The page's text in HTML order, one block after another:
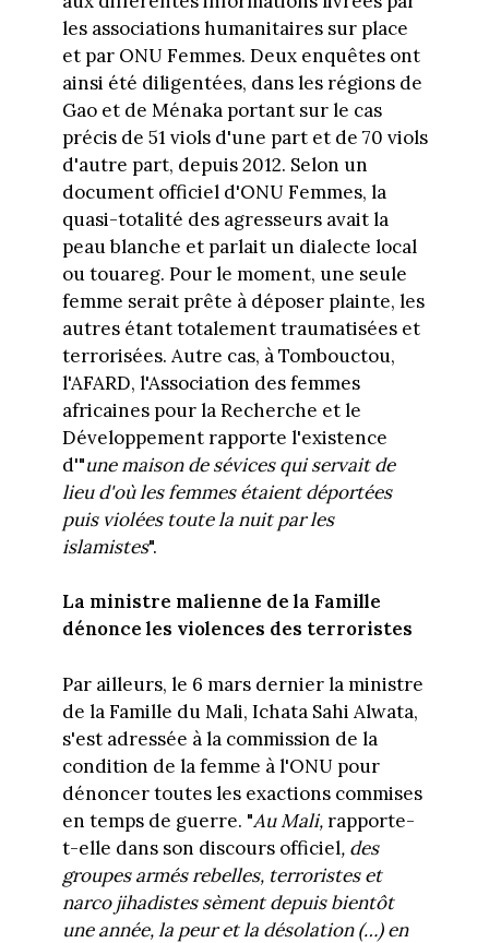
les associations humanitaires sur place
et par ONU Femmes. Deux enquêtes ont
ainsi été diligentées, dans les régions de
Gao et de Ménaka portant sur le cas
précis de 51 viols d'une part et de 70 viols
d'autre part, depuis 2012. Selon un
document officiel d'ONU Femmes, la
quasi-totalité des agresseurs avait la
peau blanche et parlait un dialecte local
ou touareg. Pour le moment, une seule
femme serait prête à déposer plainte, les
autres étant totalement traumatisées et
terrorisées. Autre cas, à Tombouctou,
l'AFARD, l'Association des femmes
africaines pour la Recherche et le
Développement rapporte l'existence
d'"une maison de sévices qui servait de
lieu d'où les femmes étaient déportées
puis violées toute la nuit par les
islamistes".
La ministre malienne de la Famille
dénonce les violences des terroristes
Par ailleurs, le 6 mars dernier la ministre
de la Famille du Mali, Ichata Sahi Alwata,
s'est adressée à la commission de la
condition de la femme à l'ONU pour
dénoncer toutes les exactions commises
en temps de guerre. "Au Mali,rapporte-
t-elle dans son discours officiel, des
groupes armés rebelles, terroristes et
narco jihadistes sèment depuis bientôt
une année, la peur et la désolation (…) en